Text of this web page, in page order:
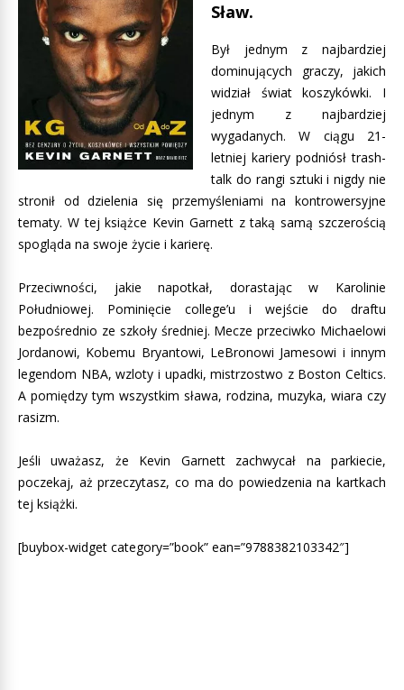
Sław.
Był jednym z najbardziej
dominujących graczy, jakich
widział świat koszykówki. I
jednym z najbardziej
wygadanych. W ciągu 21-
letniej kariery podniósł trash-
talk do rangi sztuki i nigdy nie
stronił od dzielenia się przemyśleniami na kontrowersyjne
tematy. W tej książce Kevin Garnett z taką samą szczerością
spogląda na swoje życie i karierę.
Przeciwności, jakie napotkał, dorastając w Karolinie
Południowej. Pominięcie college’u i wejście do draftu
bezpośrednio ze szkoły średniej. Mecze przeciwko Michaelowi
Jordanowi, Kobemu Bryantowi, LeBronowi Jamesowi i innym
legendom NBA, wzloty i upadki, mistrzostwo z Boston Celtics.
A pomiędzy tym wszystkim sława, rodzina, muzyka, wiara czy
rasizm.
Jeśli uważasz, że Kevin Garnett zachwycał na parkiecie,
poczekaj, aż przeczytasz, co ma do powiedzenia na kartkach
tej książki.
[buybox-widget category=”book” ean=”9788382103342″]